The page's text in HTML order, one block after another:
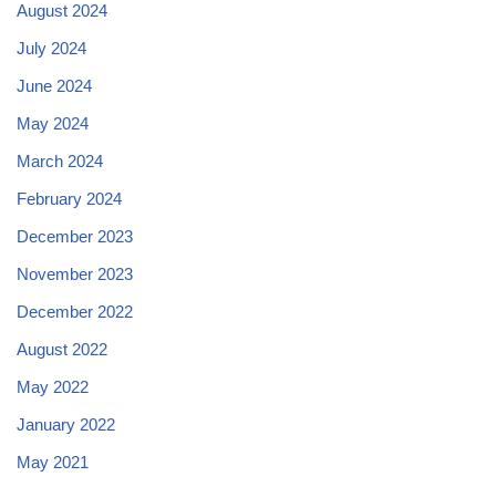
August 2024
July 2024
June 2024
May 2024
March 2024
February 2024
December 2023
November 2023
December 2022
August 2022
May 2022
January 2022
May 2021